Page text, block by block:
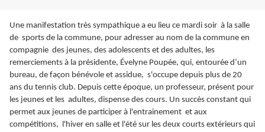
Une manifestation très sympathique a eu lieu ce mardi soir à la salle
de sports de la commune, pour adresser au nom de la commune en
compagnie des jeunes, des adolescents et des adultes, les
remerciements à la présidente, Évelyne Poupée, qui, entourée d’un
bureau, de façon bénévole et assidue, s'occupe depuis plus de 20
ans du tennis club. Depuis cette époque, un professeur, présent pour
les jeunes et les adultes, dispense des cours. Un succès constant qui
permet aux jeunes de participer à l'entrainement et aux
compétitions, l'hiver en salle et l'été sur les deux courts extérieurs qui